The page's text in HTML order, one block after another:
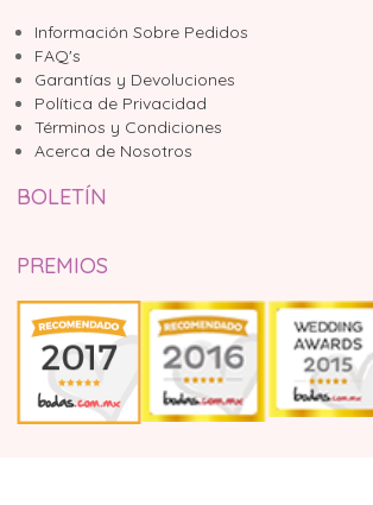
Información Sobre Pedidos
FAQ's
Garantías y Devoluciones
Política de Privacidad
Términos y Condiciones
Acerca de Nosotros
BOLETÍN
PREMIOS